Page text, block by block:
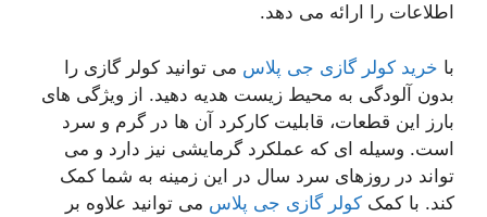
اطلاعات را ارائه می دهد.
با خرید کولر گازی جی پلاس می توانید کولر گازی را
بدون آلودگی به محیط زیست هدیه دهید. از ویژگی های
بارز این قطعات، قابلیت کارکرد آن ها در گرم و سرد
است. وسیله ای که عملکرد گرمایشی نیز دارد و می
تواند در روزهای سرد سال در این زمینه به شما کمک
کند. با کمک کولر گازی جی پلاس می توانید علاوه بر